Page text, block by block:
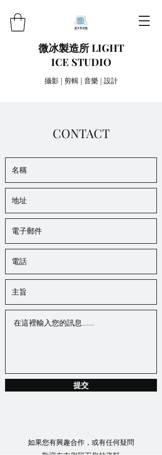
微冰製造所 LIGHT
ICE STUDIO
攝影 | 剪輯 | 音樂 | 設計
CONTACT
提交
如果您有興趣合作，或有任何疑問